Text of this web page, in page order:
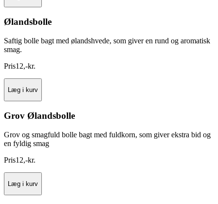
Ølandsbolle
Saftig bolle bagt med ølandshvede, som giver en rund og aromatisk
smag.
Pris12,-kr.
Læg i kurv
Grov Ølandsbolle
Grov og smagfuld bolle bagt med fuldkorn, som giver ekstra bid og
en fyldig smag
Pris12,-kr.
Læg i kurv